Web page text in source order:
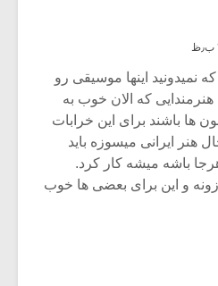
نمیدونید اینها موسیقی رو
که الان خوب به
ها باشند برای این خرابات
هنر ایرانی میسوزه باید
باشه میشه کار کرد.
و این برای بعضی ها خوب